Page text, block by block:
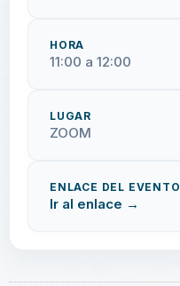
HORA
11:00 a 12:00
LUGAR
ZOOM
ENLACE DEL EVENTO
Ir al enlace →